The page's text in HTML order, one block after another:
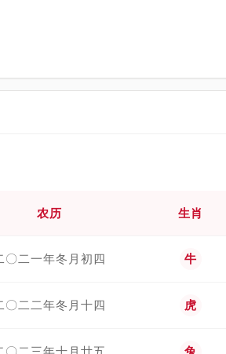
农历 生肖
〇二一年冬月初四 牛
〇二二年冬月十四 虎